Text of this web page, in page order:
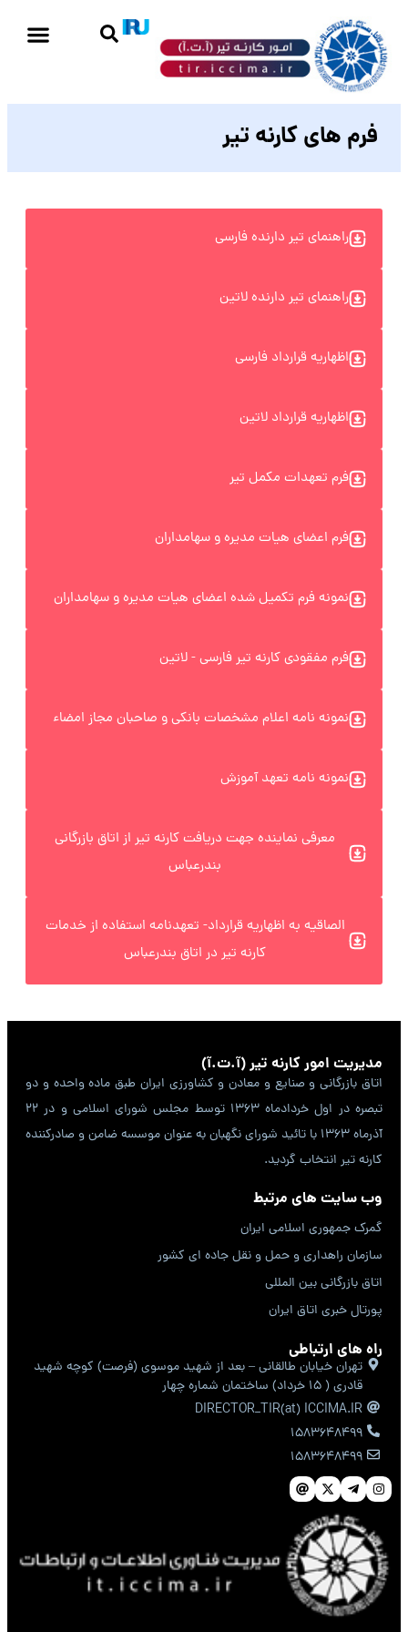
فرم های کارنه تیر
راهنمای تیر دارنده فارسی
راهنمای تیر دارنده لاتین
اظهاریه قرارداد فارسی
اظهاریه قرارداد لاتین
فرم تعهدات مکمل تیر
فرم اعضای هیات مدیره و سهامداران
نمونه فرم تکمیل شده اعضای هیات مدیره و سهامداران
فرم مفقودی کارنه تیر فارسی - لاتین
نمونه نامه اعلام مشخصات بانکی و صاحبان مجاز امضاء
نمونه نامه تعهد آموزش
معرفی نماینده جهت دریافت کارنه تیر از اتاق بازرگانی
بندرعباس
الصاقیه به اظهاریه قرارداد- تعهدنامه استفاده از خدمات
کارنه تیر در اتاق بندرعباس
مدیریت امور کارنه تیر (آ.ت.آ)
اتاق بازرگانی و صنایع و معادن و کشاورزی ایران طبق ماده واحده و دو
تبصره در اول خردادماه 1363 توسط مجلس شورای اسلامی و در 22
آذرماه 1363 با تائید شورای نگهبان به عنوان موسسه ضامن و صادرکننده
کارنه تیر انتخاب گردید.
وب سایت های مرتبط
گمرک جمهوری اسلامی ایران
سازمان راهداری و حمل و نقل جاده ای کشور
اتاق بازرگانی بین المللی
پورتال خبری اتاق ایران
راه های ارتباطی
تهران خیابان طالقانی – بعد از شهید موسوی (فرصت) کوچه شهید
قادری ( 15 خرداد) ساختمان شماره چهار
DIRECTOR_TIR(at) ICCIMA.IR
1583648499
1583648499